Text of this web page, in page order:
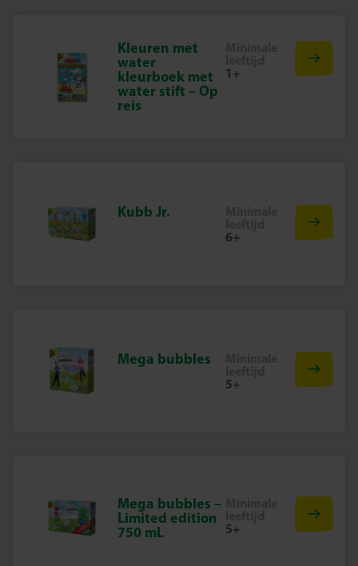
Kleuren met
water
kleurboek met
water stift – Op
reis
1+
Kubb Jr.
6+
Mega bubbles
5+
Mega bubbles –
Limited edition
750 mL
5+